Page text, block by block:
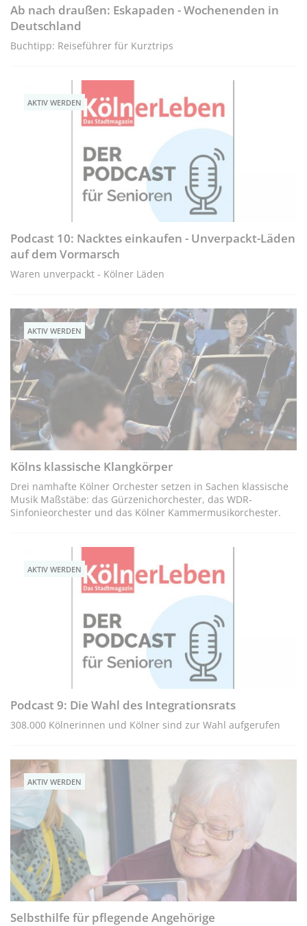
Ab nach draußen: Eskapaden - Wochenenden in
Deutschland
Buchtipp: Reiseführer für Kurztrips
AKTIV WERDEN
Podcast 10: Nacktes einkaufen - Unverpackt-Läden
auf dem Vormarsch
Waren unverpackt - Kölner Läden
AKTIV WERDEN
Kölns klassische Klangkörper
Drei namhafte Kölner Orchester setzen in Sachen klassische
Musik Maßstäbe: das Gürzenichorchester, das WDR-
Sinfonieorchester und das Kölner Kammermusikorchester.
AKTIV WERDEN
Podcast 9: Die Wahl des Integrationsrats
308.000 Kölnerinnen und Kölner sind zur Wahl aufgerufen
AKTIV WERDEN
Selbsthilfe für pflegende Angehörige